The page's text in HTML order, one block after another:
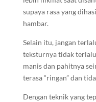
supaya rasa yang
hambar.
Selain itu, jangan
teksturnya tidak
manis dan pahitnya
terasa “ringan” dan
Dengan teknik yang